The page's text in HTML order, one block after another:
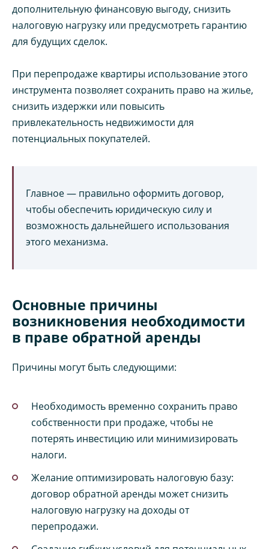
дополнительную финансовую выгоду, снизить
налоговую нагрузку или предусмотреть гарантию
для будущих сделок.
При перепродаже квартиры использование этого
инструмента позволяет сохранить право на жилье,
снизить издержки или повысить
привлекательность недвижимости для
потенциальных покупателей.
Главное — правильно оформить договор,
чтобы обеспечить юридическую силу и
возможность дальнейшего использования
этого механизма.
Основные причины
возникновения необходимости
в праве обратной аренды
Причины могут быть следующими:
Необходимость временно сохранить право
собственности при продаже, чтобы не
потерять инвестицию или минимизировать
налоги.
Желание оптимизировать налоговую базу:
договор обратной аренды может снизить
налоговую нагрузку на доходы от
перепродажи.